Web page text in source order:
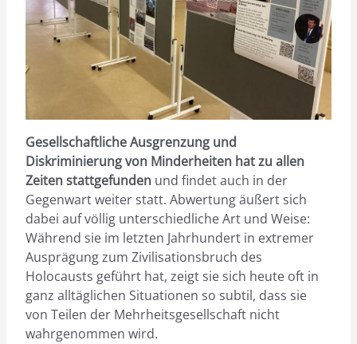
Gesellschaftliche Ausgrenzung und
Diskriminierung von Minderheiten hat zu allen
Zeiten stattgefunden und findet auch in der
Gegenwart weiter statt. Abwertung äußert sich
dabei auf völlig unterschiedliche Art und Weise:
Während sie im letzten Jahrhundert in extremer
Ausprägung zum Zivilisationsbruch des
Holocausts geführt hat, zeigt sie sich heute oft in
ganz alltäglichen Situationen so subtil, dass sie
von Teilen der Mehrheitsgesellschaft nicht
wahrgenommen wird.